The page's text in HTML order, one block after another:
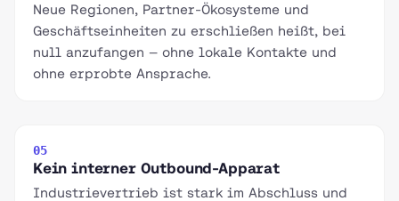
Neue Regionen, Partner-Ökosysteme und
Geschäftseinheiten zu erschließen heißt, bei
null anzufangen — ohne lokale Kontakte und
ohne erprobte Ansprache.
05
Kein interner Outbound-Apparat
Industrievertrieb ist stark im Abschluss und